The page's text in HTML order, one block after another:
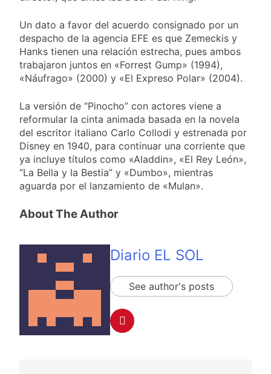
temperaturas más
bajas de la semana
1 Día Atrás
por qué se celebra
cada 7 de agosto y
qué representa para
los argentinos
1 Día Atrás
El Senado aprobó la
ley de propiedad
privada, pero el
eliminar otro capítulo
1 Día Atrás
Congreso durante la
protesta contra la
Ley de Propiedad
Privada: hubo
detenidos y
enfrentamientos
2 Días Atrás
La Fiscalía rechazó el
pedido para
suspender el juicio
contra Pity Alvarez
2 Días Atrás
67 barrios full LED en
Florencio Varela
llover y llega una ola
de frío con mínimas
cercanas a 1°C
Kicillof marchó
Propiedad Privada de
Milei
2 Días Atrás
Renunció el
Un dato a favor del acuerdo consignado por un
despacho de la agencia EFE es que Zemeckis y
Hanks tienen una relación estrecha, pues ambos
trabajaron juntos en «Forrest Gump» (1994),
«Náufrago» (2000) y «El Expreso Polar» (2004).
La versión de “Pinocho” con actores viene a
reformular la cinta animada basada en la novela
del escritor italiano Carlo Collodi y estrenada por
Disney en 1940, para continuar una corriente que
ya incluye títulos como «Aladdin», «El Rey León»,
“La Bella y la Bestia” y «Dumbo», mientras
aguarda por el lanzamiento de «Mulan».
About The Author
Diario EL SOL
See author's posts